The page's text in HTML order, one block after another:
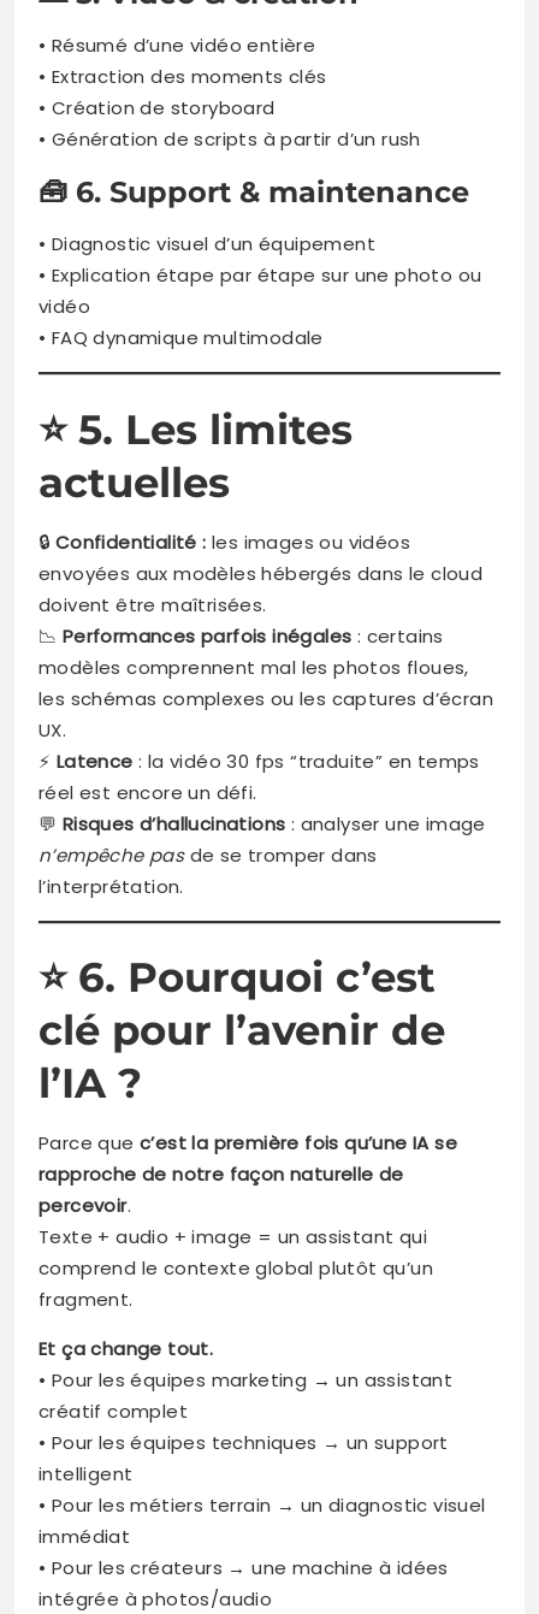
• Résumé d’une vidéo entière
• Extraction des moments clés
• Création de storyboard
• Génération de scripts à partir d’un rush
🧰 6. Support & maintenance
• Diagnostic visuel d’un équipement
• Explication étape par étape sur une photo ou
vidéo
• FAQ dynamique multimodale
⭐5. Les limites
actuelles
🔒 Confidentialité : les images ou vidéos
envoyées aux modèles hébergés dans le cloud
doivent être maîtrisées.
📉 Performances parfois inégales : certains
modèles comprennent mal les photos floues,
les schémas complexes ou les captures d’écran
UX.
⚡ Latence: la vidéo 30 fps “traduite” en temps
réel est encore un défi.
💬 Risques d’hallucinations : analyser une image
n’empêche pasde se tromper dans
l’interprétation.
⭐ 6. Pourquoi c’est
clé pour l’avenir de
l’IA ?
Parce que c’est la première fois qu’une IA se
rapproche de notre façon naturelle de
percevoir.
Texte + audio + image = un assistant qui
comprend le contexte global plutôt qu’un
fragment.
Et ça change tout.
• Pour les équipes marketing → un assistant
créatif complet
• Pour les équipes techniques → un support
intelligent
• Pour les métiers terrain → un diagnostic visuel
immédiat
• Pour les créateurs → une machine à idées
intégrée à photos/audio